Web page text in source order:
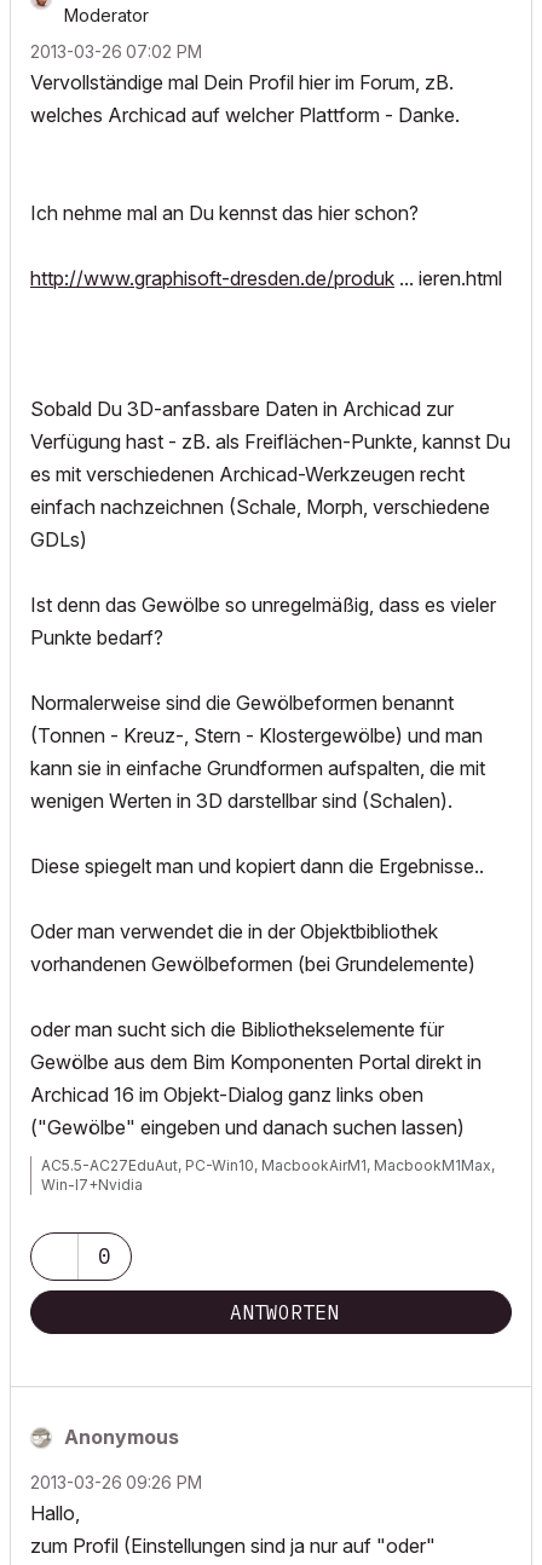
Moderator
‎2013-03-26 07:02 PM
Vervollständige mal Dein Profil hier im Forum, zB.
welches Archicad auf welcher Plattform - Danke.
Ich nehme mal an Du kennst das hier schon?
http://www.graphisoft-dresden.de/produk ... ieren.html
Sobald Du 3D-anfassbare Daten in Archicad zur
Verfügung hast - zB. als Freiflächen-Punkte, kannst Du
es mit verschiedenen Archicad-Werkzeugen recht
einfach nachzeichnen (Schale, Morph, verschiedene
GDLs)
Ist denn das Gewölbe so unregelmäßig, dass es vieler
Punkte bedarf?
Normalerweise sind die Gewölbeformen benannt
(Tonnen - Kreuz-, Stern - Klostergewölbe) und man
kann sie in einfache Grundformen aufspalten, die mit
wenigen Werten in 3D darstellbar sind (Schalen).
Diese spiegelt man und kopiert dann die Ergebnisse..
Oder man verwendet die in der Objektbibliothek
vorhandenen Gewölbeformen (bei Grundelemente)
oder man sucht sich die Bibliothekselemente für
Gewölbe aus dem Bim Komponenten Portal direkt in
Archicad 16 im Objekt-Dialog ganz links oben
("Gewölbe" eingeben und danach suchen lassen)
AC5.5-AC27EduAut, PC-Win10, MacbookAirM1, MacbookM1Max,
Win-I7+Nvidia
0
ANTWORTEN
Anonymous
‎2013-03-26 09:26 PM
Hallo,
zum Profil (Einstellungen sind ja nur auf "oder"